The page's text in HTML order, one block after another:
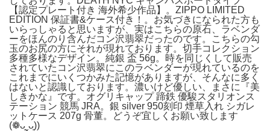
【認定プレート付き 海外希少作品】。ZIPPO LIMITED
EDITION 保証書&ケース付き！。お気づきになられた方も
いらっしゃると思いますが、実はこちらの原石、ラベンダ
ーをほんのり含んだコン沢翡翠だったのです。こちらの勾
玉のお尻の方にそれが現れております。切手コレクション
多種多様なデザイン。純銀 盃 56g。時を同じくして販売
されていたコン沢翡翠にこのラベンダーが現れているのを
これまでにいくつかみた記憶がありますが、そんなに多く
はないと認識しております。濃いけど優しい、まさに『美
しきかな』です。オグリキャップ 蹄鉄 優駿スタリオンス
テーション 競馬 JRA。銀 silver 950刻印 煙草入れ シガレ
ットケース 207g 骨董。どうぞ宜しくお願い致します
(❁ᴗ͈ˬᴗ͈))